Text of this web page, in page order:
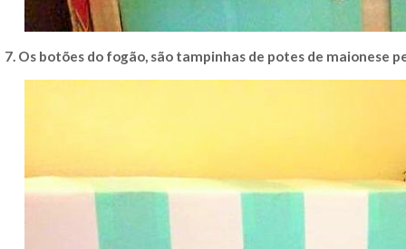
7. Os botões do fogão, são tampinhas de potes de maionese